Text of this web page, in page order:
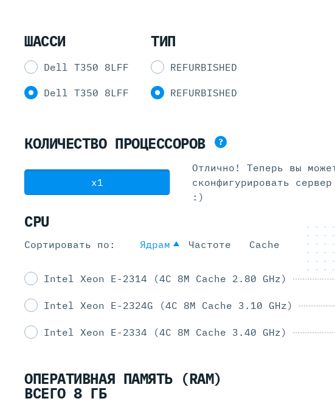
ШАССИ
Dell T350 8LFF
Dell T350 8LFF
ТИП
REFURBISHED
REFURBISHED
КОЛИЧЕСТВО ПРОЦЕССОРОВ ?
x1
Отлично! Теперь вы
сконфигурировать
:)
CPU
Сортировать по: Ядрам Частоте Cache
Intel Xeon E-2314 (4C 8M Cache 2.80 GHz)
Intel Xeon E-2324G (4C 8M Cache 3.10 GHz)
Intel Xeon E-2334 (4C 8M Cache 3.40 GHz)
ОПЕРАТИВНАЯ ПАМЯТЬ (RAM)
ВСЕГО8ГБ